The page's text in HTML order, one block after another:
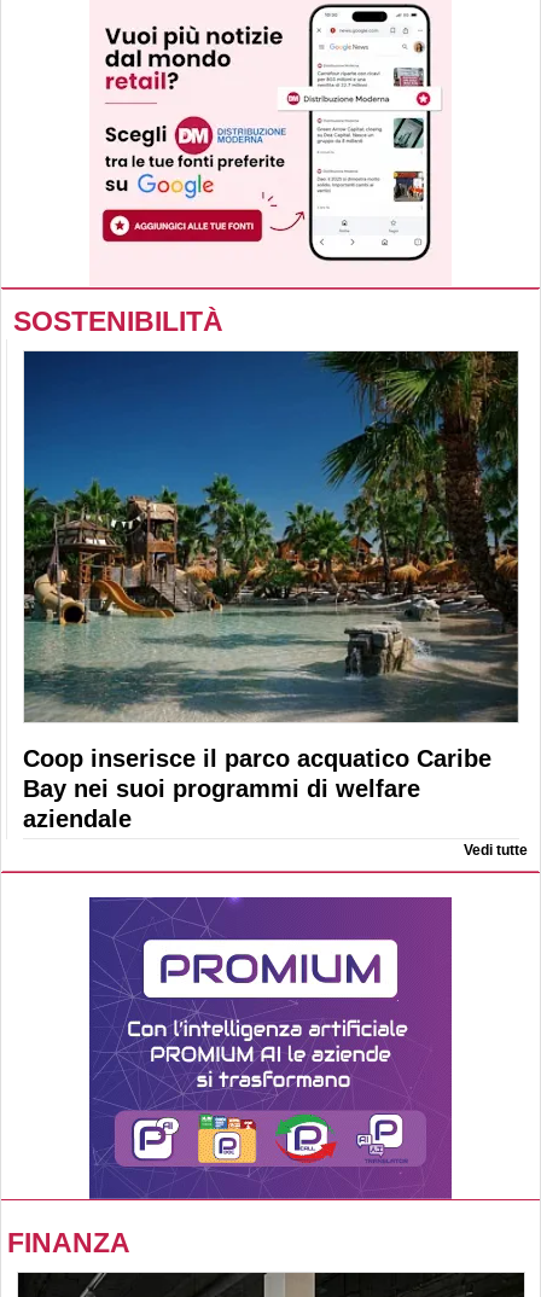
SOSTENIBILITÀ
Coop inserisce il parco acquatico Caribe
Bay nei suoi programmi di welfare
aziendale
Vedi tutte
FINANZA